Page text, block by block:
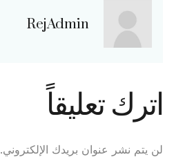
RejAdmin
اترك تعليقاً
لن يتم نشر عنوان بريدك الإلكتروني.